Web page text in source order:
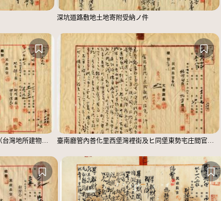
深坑道路敷地土地寄附受納ノ件
打狗埋立地道路幅員縮少不許可ノ件（台灣地所建物會社） 臺南廳管內善化里西堡灣裡街及ヒ同堡東勢宅庄間官有墓地道路敷地ニ指定ノ件